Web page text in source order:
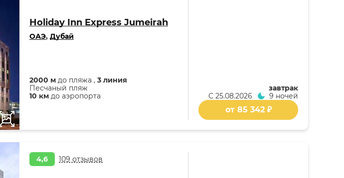
Holiday Inn Express Jumeirah
ОАЭ, Дубай
2000 м до пляжа , 3 линия
Песчаный пляж
10 км до аэропорта
завтрак
С 25.08.2026 9 ночей
от 85 342 ₽
4,6 109 отзывов